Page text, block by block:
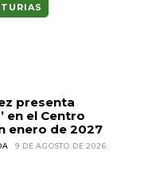
presenta
en el Centro
enero de 2027
9 DE AGOSTO DE 2026